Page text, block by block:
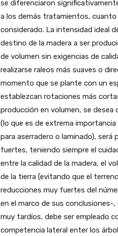
se diferenciaron
a los demás tratamientos,
considerado. La intensidad ideal
destino de la madera a ser
de volumen sin exigencias de
realizarse raleos más suaves o
momento que se plante con un
establezcan rotaciones más
producción en volumen, se
(lo que es de extrema
para aserradero o laminado), será
fuertes, teniendo siempre el
entre la calidad de la madera, el
de la tierra (evitando que el
reducciones muy fuertes del
en el marco de sus conclusiones-
muy tardíos, debe ser empleado
competencia lateral enter los